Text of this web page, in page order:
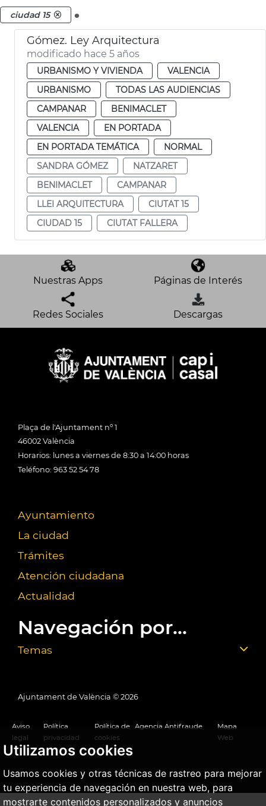
Utilizamos cookies
Usamos cookies y otras técnicas de rastreo para mejorar
tu experiencia de navegación en nuestra web, para
mostrarte contenidos personalizados y anuncios
ciudad 15 .
Gómez. Ley Arquitectura
modificado hace 5 años
URBANISMO Y VIVIENDA
VALENCIA
URBANISMO
TODAS LAS AUDIENCIAS
CAMPANAR
BENIMACLET
VALENCIA
EN PORTADA
EN PORTADA TEMÁTICA
NORMAL
SANDRA GÓMEZ
NATZARET
BENIMACLET
CAMPANAR
LLEI ARQUITECTURA
CIUTAT 15
CIUDAD 15
CIUTAT FALLERA
Nuestras Apps Páginas de Interés
Redes Sociales Descargas
Plaça de l'Ajuntament nº 1
46002 València
Horarios: lunes a viernes de 8:30 a 14:00 horas
Teléfono: 963 52 54 78
Ayuntamiento
La ciudad
Trámites
Atención ciudadana
Actualidad
Navegación por...
Temas
Ajuntament de València © 2026
Aviso
legal
Política
privacidad
Política de
cookies
Agencia Antifraude
Mapa
Web